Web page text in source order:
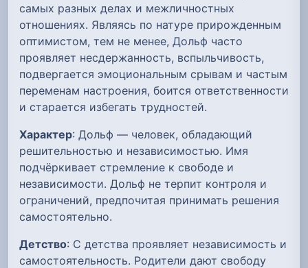
самых разных делах и межличностных
отношениях. Являясь по натуре прирожденным
оптимистом, тем не менее, Дольф часто
проявляет несдержанность, вспыльчивость,
подвергается эмоциональным срывам и частым
переменам настроения, боится ответственности
и старается избегать трудностей.
Характер: Дольф — человек, обладающий
решительностью и независимостью. Имя
подчёркивает стремление к свободе и
независимости. Дольф не терпит контроля и
ограничений, предпочитая принимать решения
самостоятельно.
Детство: С детства проявляет независимость и
самостоятельность. Родители дают свободу